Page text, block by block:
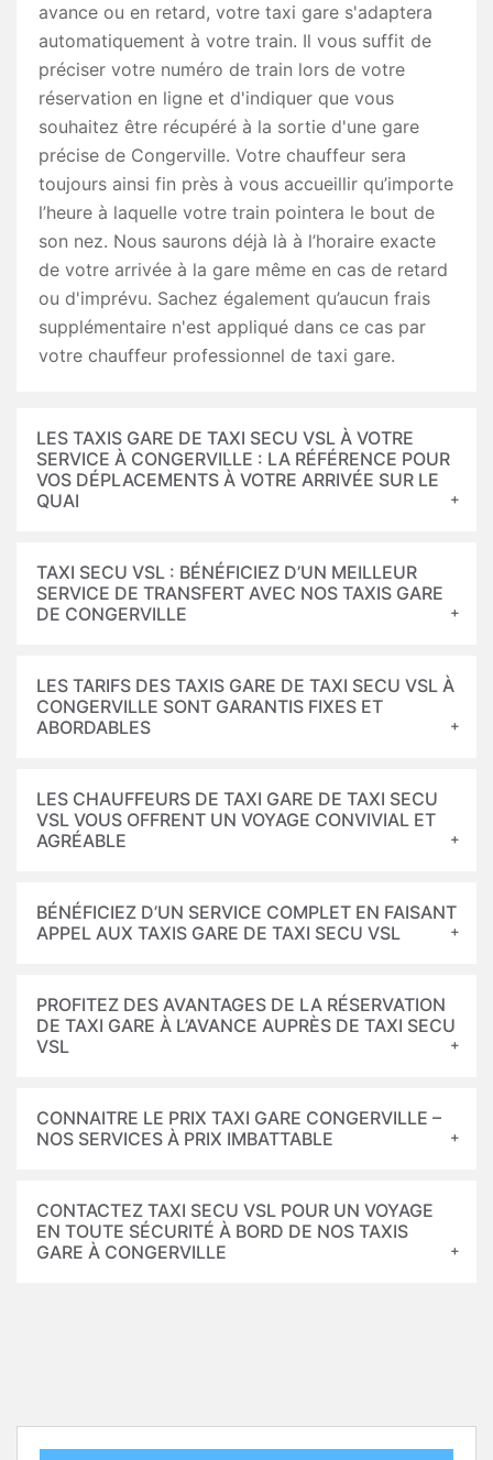
avance ou en retard, votre taxi gare s'adaptera
automatiquement à votre train. Il vous suffit de
préciser votre numéro de train lors de votre
réservation en ligne et d'indiquer que vous
souhaitez être récupéré à la sortie d'une gare
précise de Congerville. Votre chauffeur sera
toujours ainsi fin près à vous accueillir qu’importe
l’heure à laquelle votre train pointera le bout de
son nez. Nous saurons déjà là à l’horaire exacte
de votre arrivée à la gare même en cas de retard
ou d'imprévu. Sachez également qu’aucun frais
supplémentaire n'est appliqué dans ce cas par
votre chauffeur professionnel de taxi gare.
LES TAXIS GARE DE TAXI SECU VSL À VOTRE
SERVICE À CONGERVILLE : LA RÉFÉRENCE POUR
VOS DÉPLACEMENTS À VOTRE ARRIVÉE SUR LE
QUAI
TAXI SECU VSL : BÉNÉFICIEZ D’UN MEILLEUR
SERVICE DE TRANSFERT AVEC NOS TAXIS GARE
DE CONGERVILLE
LES TARIFS DES TAXIS GARE DE TAXI SECU VSL À
CONGERVILLE SONT GARANTIS FIXES ET
ABORDABLES
LES CHAUFFEURS DE TAXI GARE DE TAXI SECU
VSL VOUS OFFRENT UN VOYAGE CONVIVIAL ET
AGRÉABLE
BÉNÉFICIEZ D’UN SERVICE COMPLET EN FAISANT
APPEL AUX TAXIS GARE DE TAXI SECU VSL
PROFITEZ DES AVANTAGES DE LA RÉSERVATION
DE TAXI GARE À L’AVANCE AUPRÈS DE TAXI SECU
VSL
CONNAITRE LE PRIX TAXI GARE CONGERVILLE –
NOS SERVICES À PRIX IMBATTABLE
CONTACTEZ TAXI SECU VSL POUR UN VOYAGE
EN TOUTE SÉCURITÉ À BORD DE NOS TAXIS
GARE À CONGERVILLE